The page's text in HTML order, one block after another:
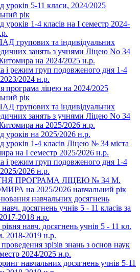
уроків 5-11 класи, 2024/2025
рік
уроків 1-4 класів на І семестр 2024-
групових та індивідуальних
занять з учнями Ліцею No 34
на 2024/2025 н.р.
і режим груп подовженого дня 1-4
2023/2024 н.р.
програма ліцею на 2024/2025
рік
групових та індивідуальних
занять з учнями Ліцею No 34
на 2025/2026 н.р.
уроків на 2025/2026 н.р.
уроків 1-4 класів Ліцею № 34 міста
на І семестр 2025/2026 н.р.
і режим груп подовженого дня 1-4
2025/2026 н.р.
ПРОГРАМА ЛІЦЕЮ № 34 М.
на 2025/2026 навчальний рік
навчальних досягнень
навч. досягнень учнів 5 - 11 класів за
2018 н.р.
рівня навч. досягнень учнів 5 - 11 кл.
2018-2019 н.р.
зрізів знань з основ наук
2024/2025 н.р.
навчальних досягнень учнів 5-11